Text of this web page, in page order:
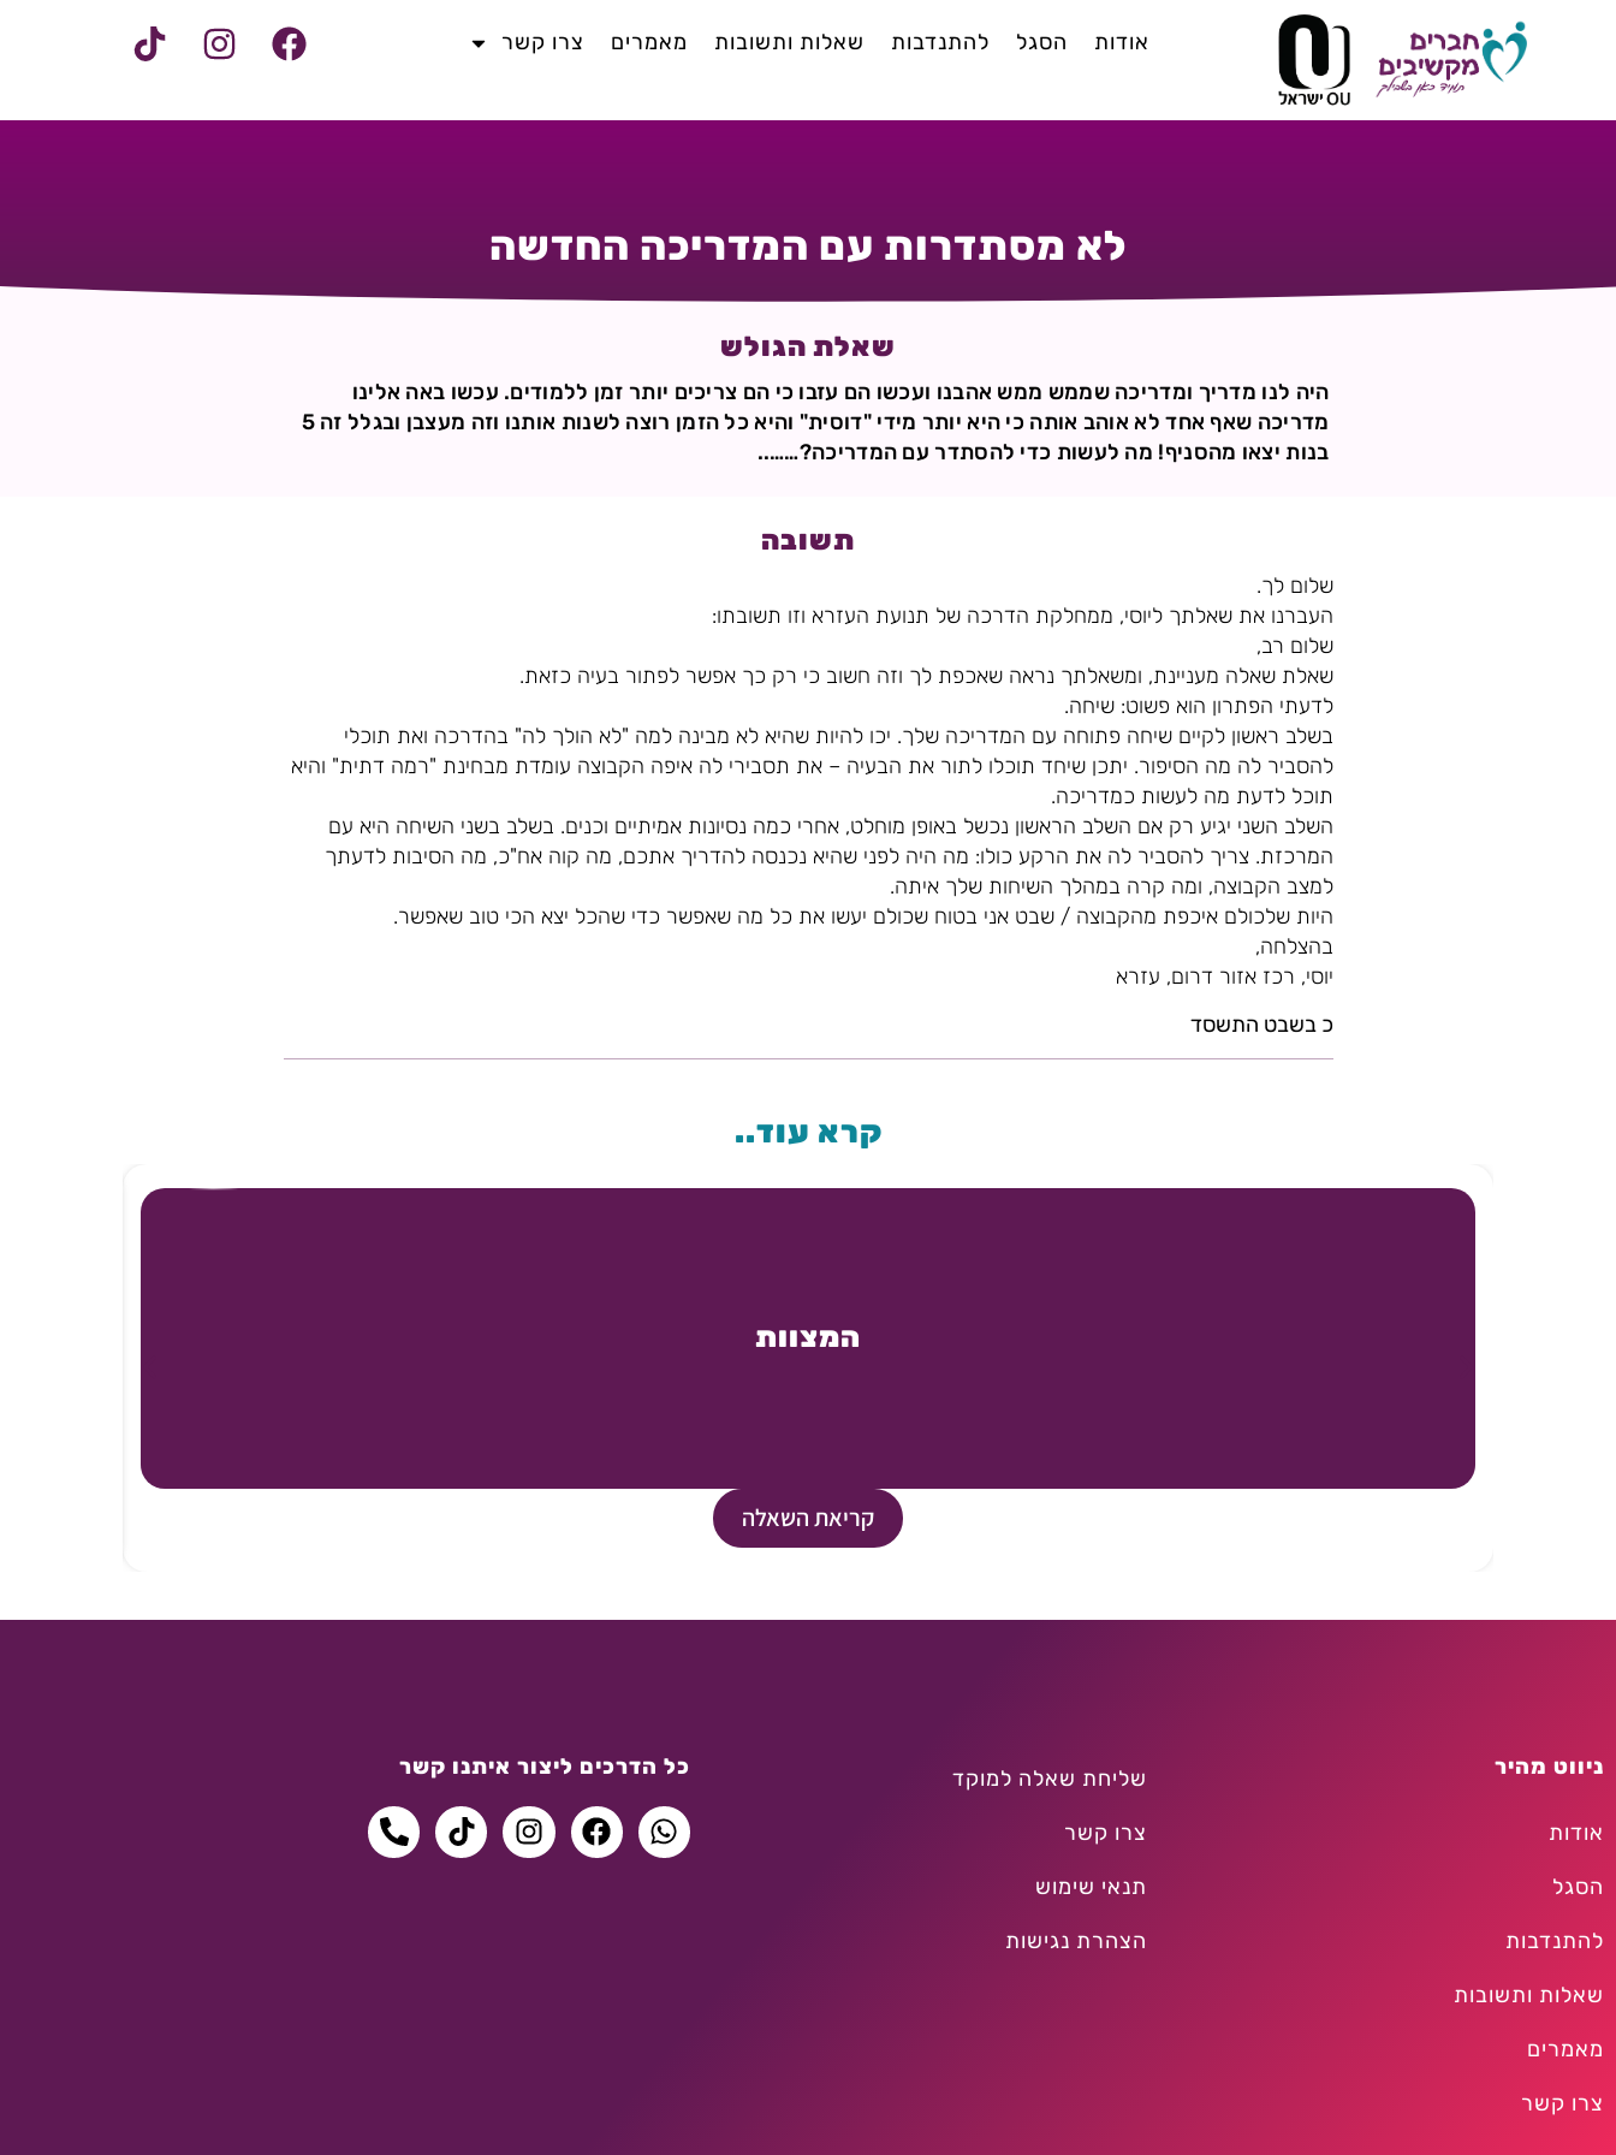
אודות הסגל להתנדבות שאלות ותשובות מאמרים צרו קשר
לא מסתדרות עם המדריכה החדשה
שאלת הגולש
היה לנו מדריך ומדריכה שממש ממש אהבנו ועכשו הם עזבו כי הם צריכים יותר זמן ללמודים. עכשו באה אלינו
מדריכה שאף אחד לא אוהב אותה כי היא יותר מידי "דוסית" והיא כל הזמן רוצה לשנות אותנו וזה מעצבן ובגלל זה 5
בנות יצאו מהסניף! מה לעשות כדי להסתדר עם המדריכה?……..
תשובה
שלום לך.
העברנו את שאלתך ליוסי, ממחלקת הדרכה של תנועת העזרא וזו תשובתו:
שלום רב,
שאלת שאלה מעניינת, ומשאלתך נראה שאכפת לך וזה חשוב כי רק כך אפשר לפתור בעיה כזאת.
לדעתי הפתרון הוא פשוט: שיחה.
בשלב ראשון לקיים שיחה פתוחה עם המדריכה שלך. יכו להיות שהיא לא מבינה למה "לא הולך לה" בהדרכה ואת תוכלי
להסביר לה מה הסיפור. יתכן שיחד תוכלו לתור את הבעיה – את תסבירי לה איפה הקבוצה עומדת מבחינת "רמה דתית" והיא
תוכל לדעת מה לעשות כמדריכה.
השלב השני יגיע רק אם השלב הראשון נכשל באופן מוחלט, אחרי כמה נסיונות אמיתיים וכנים. בשלב בשני השיחה היא עם
המרכזת. צריך להסביר לה את הרקע כולו: מה היה לפני שהיא נכנסה להדריך אתכם, מה קוה אח"כ, מה הסיבות לדעתך
למצב הקבוצה, ומה קרה במהלך השיחות שלך איתה.
היות שלכולם איכפת מהקבוצה / שבט אני בטוח שכולם יעשו את כל מה שאפשר כדי שהכל יצא הכי טוב שאפשר.
בהצלחה,
יוסי, רכז אזור דרום, עזרא
כ בשבט התשסד
קרא עוד..
המצוות
קריאת השאלה
ניווט מהיר
אודות
הסגל
להתנדבות
שאלות ותשובות
מאמרים
צרו קשר
שליחת שאלה למוקד
צרו קשר
תנאי שימוש
הצהרת נגישות
כל הדרכים ליצור איתנו קשר